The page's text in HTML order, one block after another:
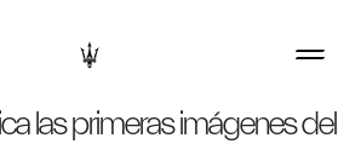
las primeras imágenes del